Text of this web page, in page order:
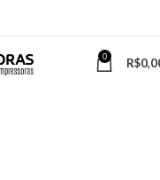
0 R$